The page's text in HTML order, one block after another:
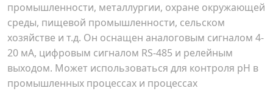
промышленности, металлургии, охране окружающей
среды, пищевой промышленности, сельском
хозяйстве и т.д. Он оснащен аналоговым сигналом 4-
20 мА, цифровым сигналом RS-485 и релейным
выходом. Может использоваться для контроля pH в
промышленных процессах и процессах